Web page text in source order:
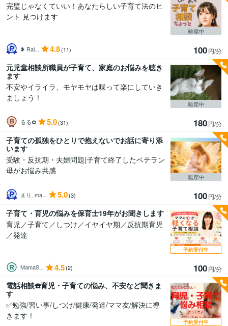
完璧じゃなくていい！あなたらしい子育て法のヒ
ント 見つけます
❥ Ral... 4.8(11) 100円/分
離席中
元児童相談所職員が子育て、家庭のお悩みを聴き
ます
不安やイライラ、モヤモヤは喋って楽にしていき
ましょう！
るる‪✿ 5.0(31) 180円/分
離席中
子育ての孤独をひとりで抱えないでお話に寄り添
います
受験・反抗期・夫婦問題|子育て終了したベテラン
母がお悩み共感
まり_ma... 5.0(3) 100円/分
離席中
子育て・育児の悩みを保育士19年がお聞きします
育児／子育て／しつけ／イヤイヤ期／反抗期育児
／発達
MamaS... 4.5(2) 100円/分
予約受付中
電話相談☎️育児・子育ての悩み、不安など聞きま
す
✅勉強/習い事/しつけ/健康/発達/ママ友/解決に導
きます！
予約受付中